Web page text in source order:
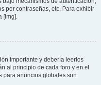
por contraseñas, etc. Para exhibir
[img].
importante y debería leerlos
al principio de cada foro y en el
para anuncios globales son